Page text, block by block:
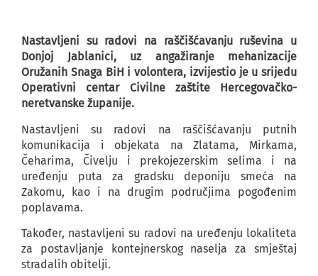
Nastavljeni su radovi na raščišćavanju ruševina u
Donjoj Jablanici, uz angažiranje mehanizacije
Oružanih Snaga BiH i volontera, izvijestio je u srijedu
Operativni centar Civilne zaštite Hercegovačko-
neretvanske županije.
Nastavljeni su radovi na raščišćavanju putnih
komunikacija i objekata na Zlatama, Mirkama,
Čeharima, Čivelju i prekojezerskim selima i na
uređenju puta za gradsku deponiju smeća na
Zakomu, kao i na drugim područjima pogođenim
poplavama.
Također, nastavljeni su radovi na uređenju lokaliteta
za postavljanje kontejnerskog naselja za smještaj
stradalih obitelji.